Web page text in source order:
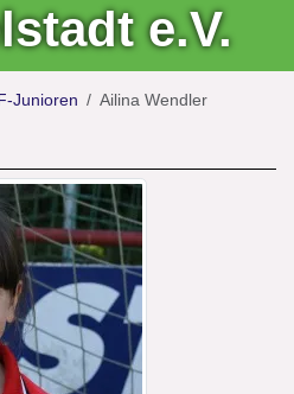
e.V.
Junioren Ailina Wendler